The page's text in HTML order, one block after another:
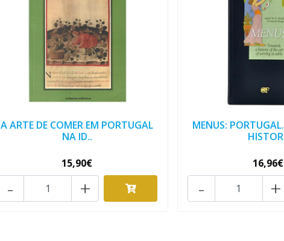
A ARTE DE COMER EM PORTUGAL
NA ID..
15,90€
+
-
MENUS:
16,96€
+
-